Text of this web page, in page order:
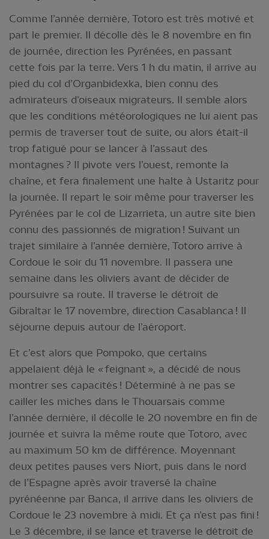
Comme l’année dernière, Totoro est très motivé et
part le premier. Il décolle dès le 8 novembre en fin
de journée, direction les Pyrénées, en passant
cette fois par la terre. Vers 1 h du matin, il arrive au
pied du col d’Organbidexka, bien connu des
admirateurs d’oiseaux migrateurs. Il semble alors
que les conditions météorologiques ne lui aient pas
permis de traverser tout de suite, ou alors était-il
trop fatigué pour se lancer à l’assaut des
montagnes ? Il pivote vers l’ouest, remonte la
chaîne, et fera finalement une halte à Ustaritz pour
la journée. Il repart le soir même pour traverser les
Pyrénées par le col de Lizarrieta, un autre site bien
connu des passionnés de migration ! Suivant un
trajet similaire à l’année dernière, Totoro arrive à
Cordoue le soir du 11 novembre. Il passera une
semaine dans les oliviers avant de décider de
poursuivre sa route. Il traverse le détroit de
Gibraltar le 17 novembre, direction Casablanca ! Il
séjourne depuis autour de l’aéroport.
Et c’est alors que Pompoko, que certains
appelaient déjà le « feignant », a décidé de nous
montrer ses capacités ! Déterminé à ne pas se
cailler les miches dans le Thouarsais comme
l’année dernière, il décolle le 20 novembre en fin de
journée et suivra la même route que Totoro, avec
au maximum 50 km de différence. Moyennant
deux petites pauses vers Niort, puis dans le nord
de l’Espagne après avoir traversé la chaîne
pyrénéenne par Banca, il arrive dans les oliviers de
Cordoue le 23 novembre à midi. Et ça n’est pas fini !
Le 3 décembre, il se lance et traverse le détroit de